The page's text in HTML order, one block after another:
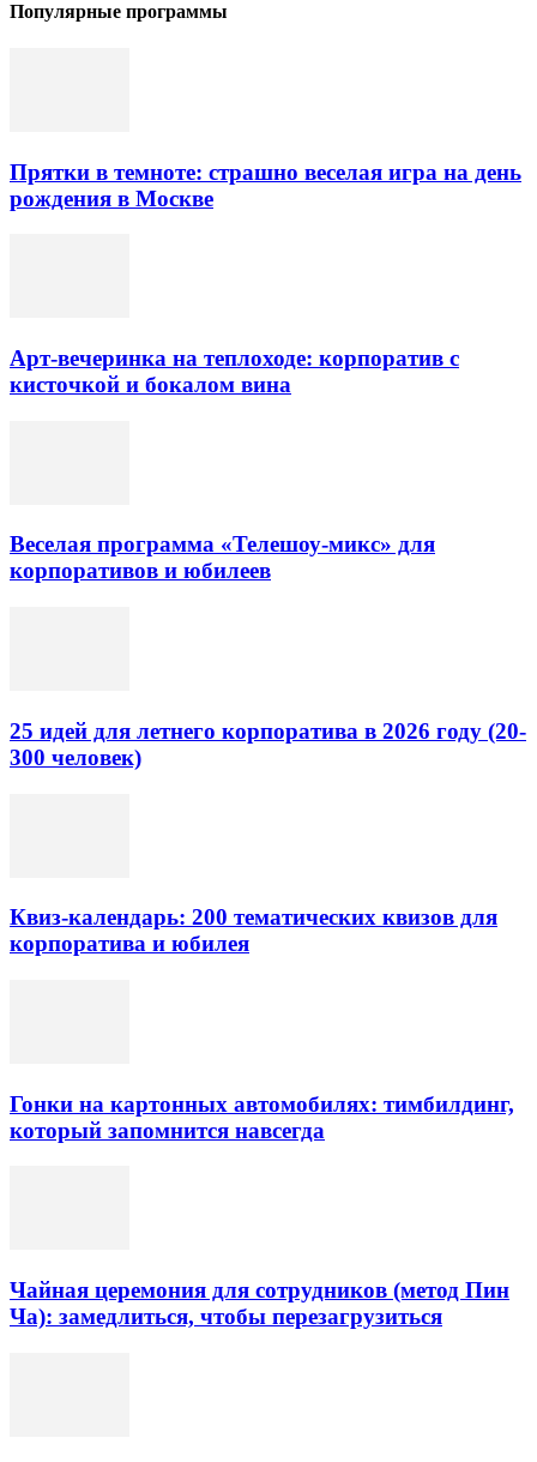
Популярные программы
Прятки в темноте: страшно веселая игра на день
рождения в Москве
Арт-вечеринка на теплоходе: корпоратив с
кисточкой и бокалом вина
Веселая программа «Телешоу-микс» для
корпоративов и юбилеев
25 идей для летнего корпоратива в 2026 году (20-
300 человек)
Квиз-календарь: 200 тематических квизов для
корпоратива и юбилея
Гонки на картонных автомобилях: тимбилдинг,
который запомнится навсегда
Чайная церемония для сотрудников (метод Пин
Ча): замедлиться, чтобы перезагрузиться